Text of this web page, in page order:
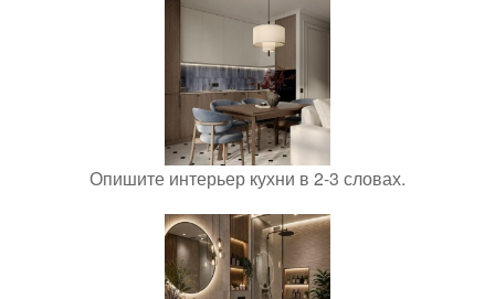
Опишите интерьер кухни в 2-3 словах.